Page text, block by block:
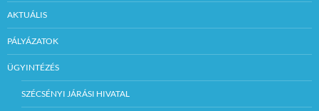
AKTUÁLIS
PÁLYÁZATOK
ÜGYINTÉZÉS
SZÉCSÉNYI JÁRÁSI HIVATAL